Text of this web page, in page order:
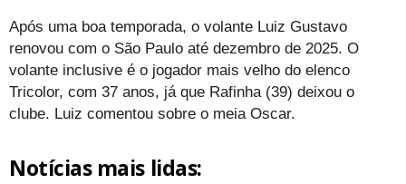
Após uma boa temporada, o volante Luiz Gustavo
renovou com o São Paulo até dezembro de 2025. O
volante inclusive é o jogador mais velho do elenco
Tricolor, com 37 anos, já que Rafinha (39) deixou o
clube. Luiz comentou sobre o meia Oscar.
Notícias mais lidas: